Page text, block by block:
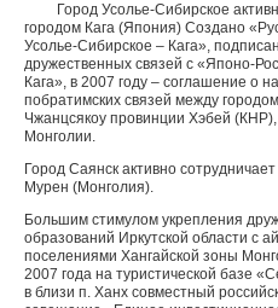
Город Усолье-Сибирское
городом Кага (Япония) Создано
Усолье-Сибирское – Кага»,
дружественных связей с «Японо-
Кага», в 2007 году – соглашение о
побратимских связей между
Чжанцсякоу провинции Хэбей
Монголии.
Город Саянск активно
Мурен (Монголия).
Большим стимулом укрепления
образований Иркутской области с
поселениями Хангайской зоны
2007 года на туристической базе
в близи п. Ханх совместный